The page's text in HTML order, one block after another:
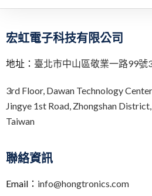
宏虹電子科技有限公司
地址： 臺北市中山區敬業一路99號
3rd Floor, Dawan Technology
Jingye 1st Road, Zhongshan
Taiwan
聯絡資訊
Email： info@hongtronics.com